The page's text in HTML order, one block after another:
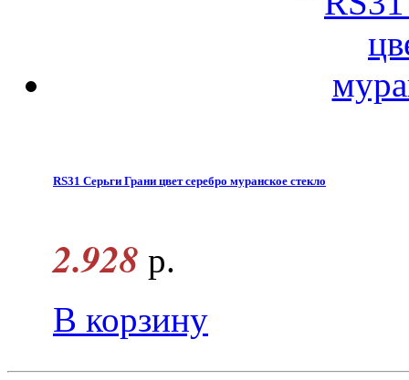
RS31 Серьги Грани цвет серебро муранское стекло
2.928 р.
В корзину